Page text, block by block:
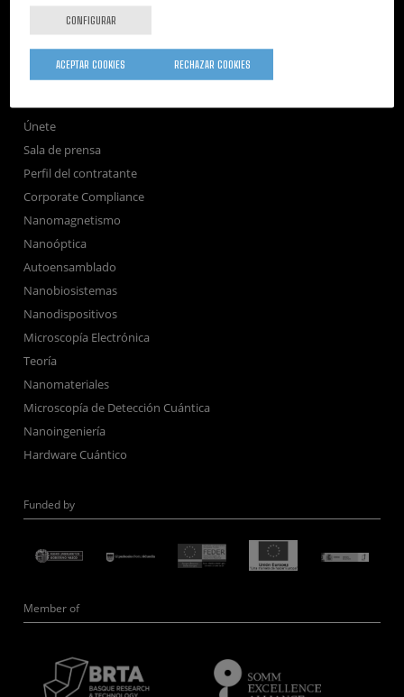
Sociedad
nanoPeople
Publicaciones
Únete
Sala de prensa
Perfil del contratante
Corporate Compliance
Nanomagnetismo
Nanoóptica
Autoensamblado
Nanobiosistemas
Nanodispositivos
Microscopía Electrónica
Teoría
Nanomateriales
Microscopía de Detección Cuántica
Nanoingeniería
Hardware Cuántico
Funded by
Member of
CONFIGURAR
RECHAZAR COOKIES
ACEPTAR COOKIES